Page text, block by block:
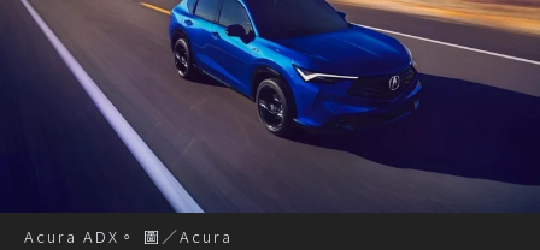
Acura ADX。 圖／Acura